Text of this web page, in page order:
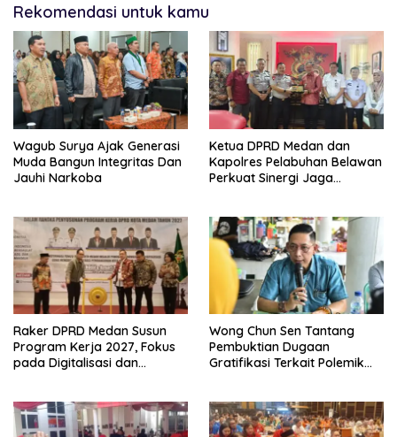
Rekomendasi untuk kamu
Wagub Surya Ajak Generasi
Muda Bangun Integritas Dan
Jauhi Narkoba
Ketua DPRD Medan dan
Kapolres Pelabuhan Belawan
Perkuat Sinergi Jaga
Belawan
Raker DPRD Medan Susun
Program Kerja 2027, Fokus
pada Digitalisasi dan
Wong Chun Sen Tantang
Pembuktian Dugaan
Gratifikasi Terkait Polemik